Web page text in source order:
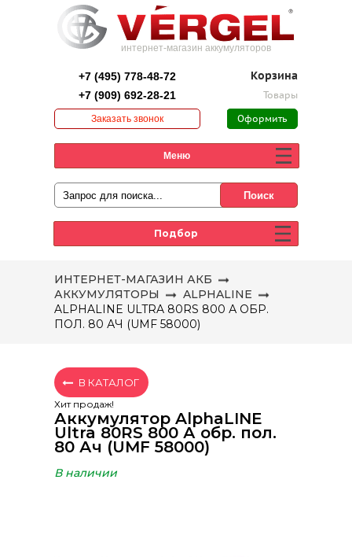
интернет-магазин аккумуляторов
+7 (495) 778-48-72
+7 (909) 692-28-21
Заказать звонок
Корзина
Товары
Оформить
Меню
Подбор
ИНТЕРНЕТ-МАГАЗИН АКБ
АККУМУЛЯТОРЫ
ALPHALINE
ALPHALINE ULTRA 80RS 800 А ОБР.
ПОЛ. 80 АЧ (UMF 58000)
В КАТАЛОГ
Хит продаж!
Аккумулятор AlphaLINE
Ultra 80RS 800 А обр. пол.
80 Ач (UMF 58000)
В наличии